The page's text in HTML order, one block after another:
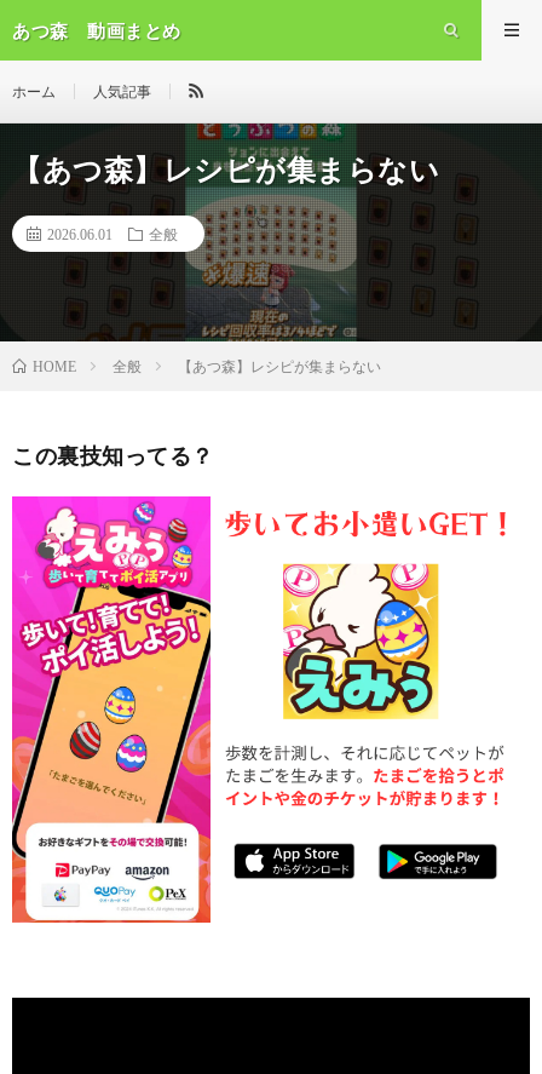
あつ森 動画まとめ
ホーム 人気記事
【あつ森】レシピが集まらない
2026.06.01 全般
HOME 全般 【あつ森】レシピが集まらない
この裏技知ってる？